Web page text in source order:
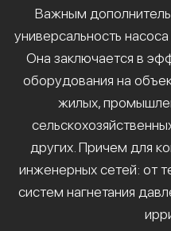
Важным
универсальность
Она заключается в
оборудования на
жилых,
других. Причем для
инженерных сетей: от
систем нагнетания